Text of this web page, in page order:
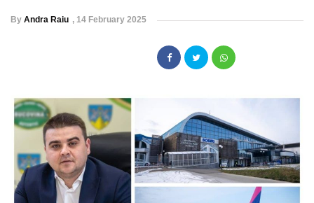
By Andra Raiu , 14 February 2025